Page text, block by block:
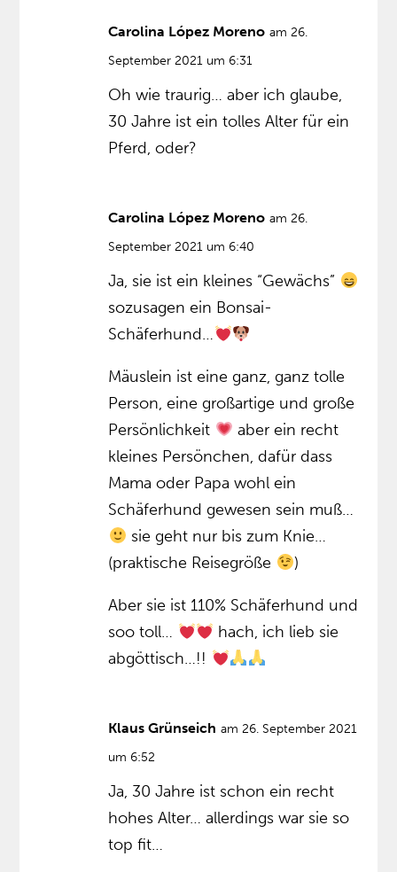
Carolina López Moreno am 26.
September 2021 um 6:31
Oh wie traurig… aber ich glaube,
30 Jahre ist ein tolles Alter für ein
Pferd, oder?
Carolina López Moreno am 26.
September 2021 um 6:40
Ja, sie ist ein kleines “Gewächs”
sozusagen ein Bonsai-
Schäferhund…
Mäuslein ist eine ganz, ganz tolle
Person, eine großartige und große
Persönlichkeit
aber ein recht
kleines Persönchen, dafür dass
Mama oder Papa wohl ein
Schäferhund gewesen sein muß…
sie geht nur bis zum Knie…
(praktische Reisegröße
)
Aber sie ist 110% Schäferhund und
soo toll…
hach, ich lieb sie
abgöttisch…!!
Klaus Grünseich am 26. September 2021
um 6:52
Ja, 30 Jahre ist schon ein recht
hohes Alter… allerdings war sie so
top fit…